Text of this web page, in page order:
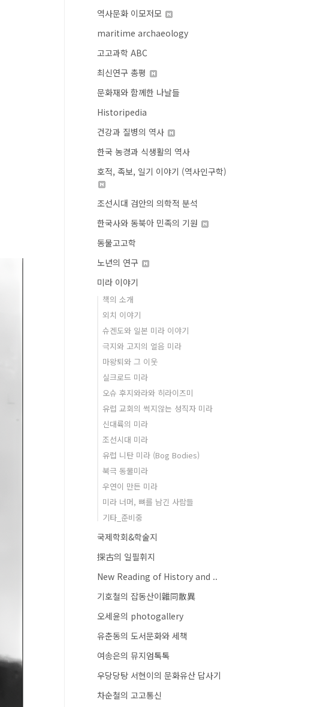
역사문화 이모저모
maritime archaeology
고고과학 ABC
최신연구 총평
문화재와 함께한 나날들
Historipedia
건강과 질병의 역사
한국 농경과 식생활의 역사
호적, 족보, 일기 이야기 (역사인구학)
조선시대 검안의 의학적 분석
한국사와 동북아 민족의 기원
동물고고학
노년의 연구
미라 이야기
책의 소개
외치 이야기
슈겐도와 일본 미라 이야기
극지와 고지의 얼음 미라
마왕퇴와 그 이웃
실크로드 미라
오슈 후지와라와 히라이즈미
유럽 교회의 썩지않는 성직자 미라
신대륙의 미라
조선시대 미라
유럽 니탄 미라 (Bog Bodies)
북극 동물미라
우연이 만든 미라
미라 너머, 뼈를 남긴 사람들
기타_준비중
국제학회&학술지
探古의 일필휘지
New Reading of History and ..
기호철의 잡동산이雜同散異
오세윤의 photogallery
유춘동의 도서문화와 세책
여송은의 뮤지엄톡톡
우당당탕 서현이의 문화유산 답사기
차순철의 고고통신